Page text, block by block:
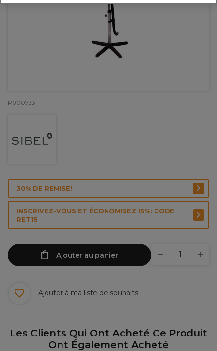
P000733
30% DE REMISE!
INSCRIVEZ-VOUS ET ÉCONOMISEZ 15%: CODE
RET15
Ajouter au panier
Ajouter à ma liste de souhaits
Les Clients Qui Ont Acheté Ce Produit
Ont Également Acheté